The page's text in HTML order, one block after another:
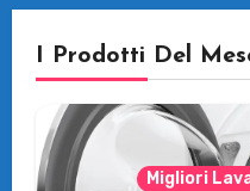
I Prodotti Del
Migliori